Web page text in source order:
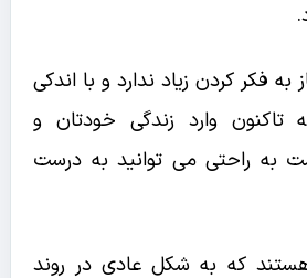
به فکر کردن زیاد ندارد و با اندکی
تاکنون وارد زندگی خودتان و
به راحتی می توانید به درست
که به شکل عادی در روند